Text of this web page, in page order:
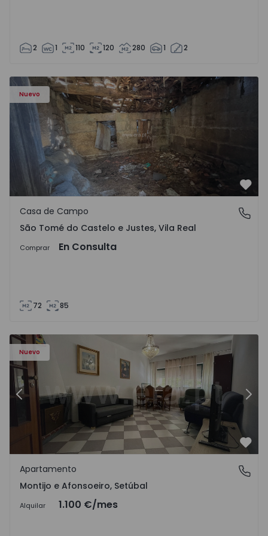
2 1 110 120 280 1 2
Nuevo
Casa Vila Real, São Tomé do Castelo e Justes - 1575189 - 1
São Tomé do Castelo e Justes, Vila Real
Casa de Campo
São Tomé do Castelo e Justes, Vila Real
Comprar En Consulta
72 85
Nuevo
- 1
Apartamento T2 Montijo, Montijo e Afonsoeiro -
Anterior
Montijo e Afonsoeiro, Setúbal
Apartamento
Montijo e Afonsoeiro, Setúbal
Alquilar 1.100 €/mes